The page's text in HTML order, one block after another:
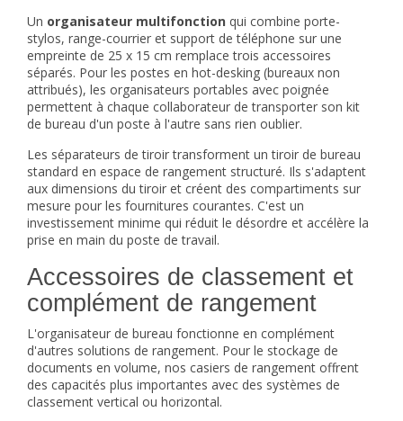
Un organisateur multifonction qui combine porte-
stylos, range-courrier et support de téléphone sur une
empreinte de 25 x 15 cm remplace trois accessoires
séparés. Pour les postes en hot-desking (bureaux non
attribués), les organisateurs portables avec poignée
permettent à chaque collaborateur de transporter son kit
de bureau d'un poste à l'autre sans rien oublier.
Les séparateurs de tiroir transforment un tiroir de bureau
standard en espace de rangement structuré. Ils s'adaptent
aux dimensions du tiroir et créent des compartiments sur
mesure pour les fournitures courantes. C'est un
investissement minime qui réduit le désordre et accélère la
prise en main du poste de travail.
Accessoires de classement et
complément de rangement
L'organisateur de bureau fonctionne en complément
d'autres solutions de rangement. Pour le stockage de
documents en volume, nos casiers de rangement offrent
des capacités plus importantes avec des systèmes de
classement vertical ou horizontal.